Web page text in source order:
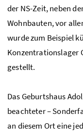
der NS-Zeit, neben
Wohnbauten, vor
wurde zum Beispiel
Konzentrationslager
gestellt.
Das Geburtshaus
beachteter –
an diesem Ort eine